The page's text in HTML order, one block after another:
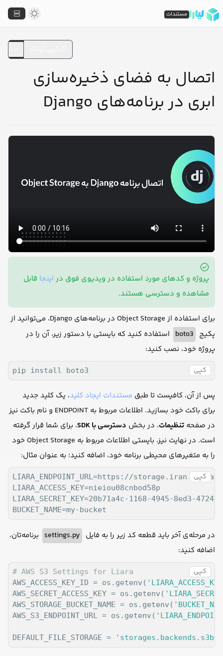
اتصال به فضای ذخیره‌سازی
ابری در برنامه‌های Django
پروژه و کدهای مورد استفاده در ویدیوی فوق در اینجا قابل
مشاهده و دسترسی هستند.
برای استفاده از Object Storage در برنامه‌های Django، می‌توانید از
پکیج boto3 استفاده کنید که بایستی با دستور زیر، آن را در
پروژه خود، نصب کنید:
کپی pip install boto3
پس از آن، کافیست تا طبق مستندات ایجاد کلید، یک کلید جدید
برای باکت خود بسازید. اطلاعات مربوط به ENDPOINT و نام باکت نیز
در صفحه تنظیمات، در بخش دسترسی با SDK
، برای شما قرار گرفته
است. در نهایت نیز، بایستی اطلاعات مربوط به Object Storage خود
را به متغیرهای محیطی برنامه خود، اضافه کنید؛ به عنوان مثال:
کپی
LIARA_ENDPOINT_URL=https://
LIARA_ACCESS_KEY=nieiou08cnbod58p
LIARA_SECRET_KEY=20b71a4c-1168-4945-8ed3-
BUCKET_NAME=my-bucket
در مرحله‌ی آخر باید قطعه کد زیر را به فایل settings.py برنامه‌تان،
اضافه کنید:
کپی
# AWS S3 Settings for Liara
AWS_ACCESS_KEY_ID = os.getenv(
AWS_SECRET_ACCESS_KEY = os.getenv(
AWS_STORAGE_BUCKET_NAME = os.getenv(
AWS_S3_ENDPOINT_URL = os.getenv(
DEFAULT_FILE_STORAGE =
مستندات